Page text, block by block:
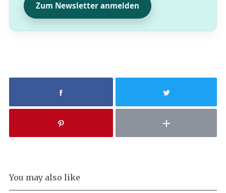
Zum Newsletter anmelden
You may also like